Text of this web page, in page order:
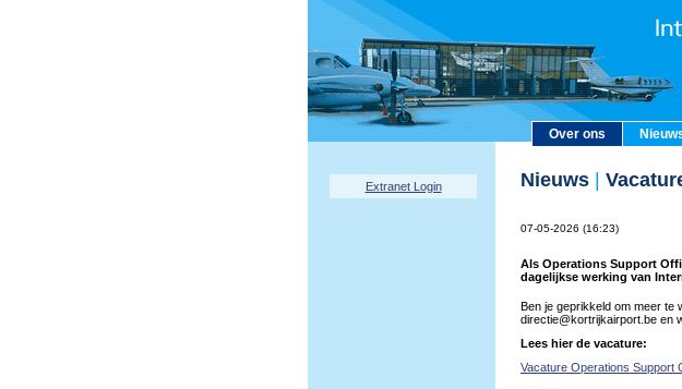
Over ons
Extranet Login Nieuws
07-05-2026 (16:23)
Als Operations Support
dagelijkse werking van
Ben je geprikkeld om meer te
directie@kortrijkairport.be en
Lees hier de vacature:
Vacature Operations Support